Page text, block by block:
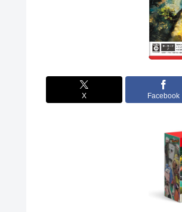
X Facebook